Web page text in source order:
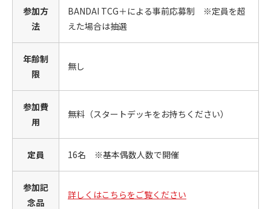
参加方
法
BANDAI TCG＋による事前応募制 ※定員を超
えた場合は抽選
年齢制
限
無し
参加費
用
無料（スタートデッキをお持ちください）
定員 16名 ※基本偶数人数で開催
参加記
念品
詳しくはこちらをご覧ください